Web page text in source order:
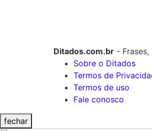
Ditados.com.br -
Sobre o Ditados
Termos de
Termos de uso
Fale conosco
fechar